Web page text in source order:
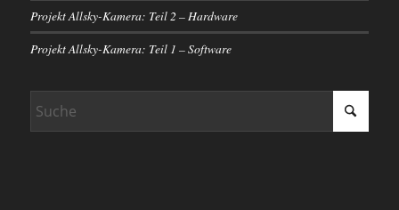
Projekt Allsky-Kamera: Teil 2 – Hardware
Projekt Allsky-Kamera: Teil 1 – Software